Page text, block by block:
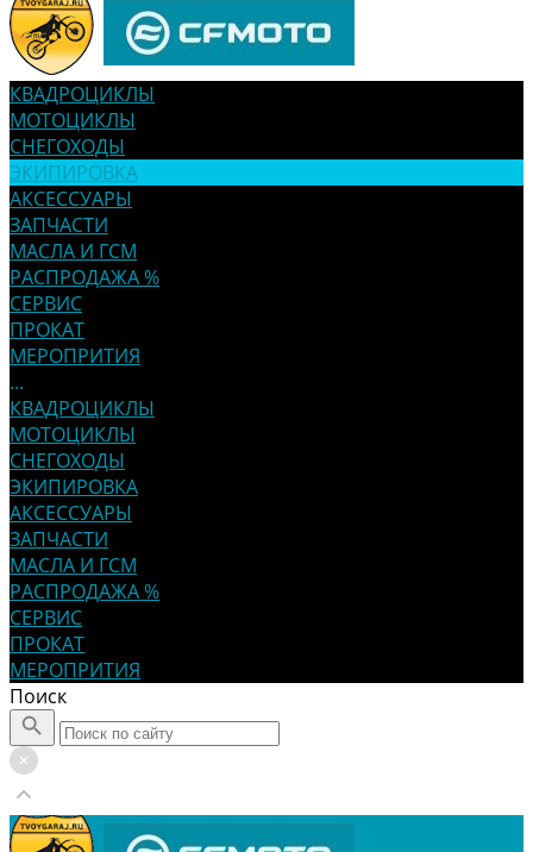
КВАДРОЦИКЛЫ
МОТОЦИКЛЫ
СНЕГОХОДЫ
ЭКИПИРОВКА
АКСЕССУАРЫ
ЗАПЧАСТИ
МАСЛА И ГСМ
РАСПРОДАЖА %
СЕРВИС
ПРОКАТ
МЕРОПРИТИЯ
...
КВАДРОЦИКЛЫ
МОТОЦИКЛЫ
СНЕГОХОДЫ
ЭКИПИРОВКА
АКСЕССУАРЫ
ЗАПЧАСТИ
МАСЛА И ГСМ
РАСПРОДАЖА %
СЕРВИС
ПРОКАТ
МЕРОПРИТИЯ
Поиск